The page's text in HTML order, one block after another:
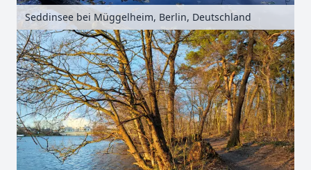
Seddinsee bei Müggelheim, Berlin, Deutschland